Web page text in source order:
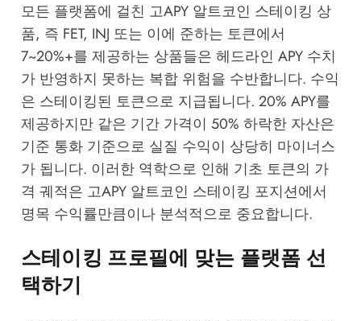
모든 플랫폼에 걸친 고APY 알트코인 스테이킹 상
품, 즉 FET, INJ 또는 이에 준하는 토큰에서
7~20%+를 제공하는 상품들은 헤드라인 APY 수치
가 반영하지 못하는 복합 위험을 수반합니다. 수익
은 스테이킹된 토큰으로 지급됩니다. 20% APY를
제공하지만 같은 기간 가격이 50% 하락한 자산은
기준 통화 기준으로 실질 수익이 상당히 마이너스
가 됩니다. 이러한 역학으로 인해 기초 토큰의 가
격 궤적은 고APY 알트코인 스테이킹 포지션에서
명목 수익률만큼이나 분석적으로 중요합니다.
스테이킹 프로필에 맞는 플랫폼 선
택하기